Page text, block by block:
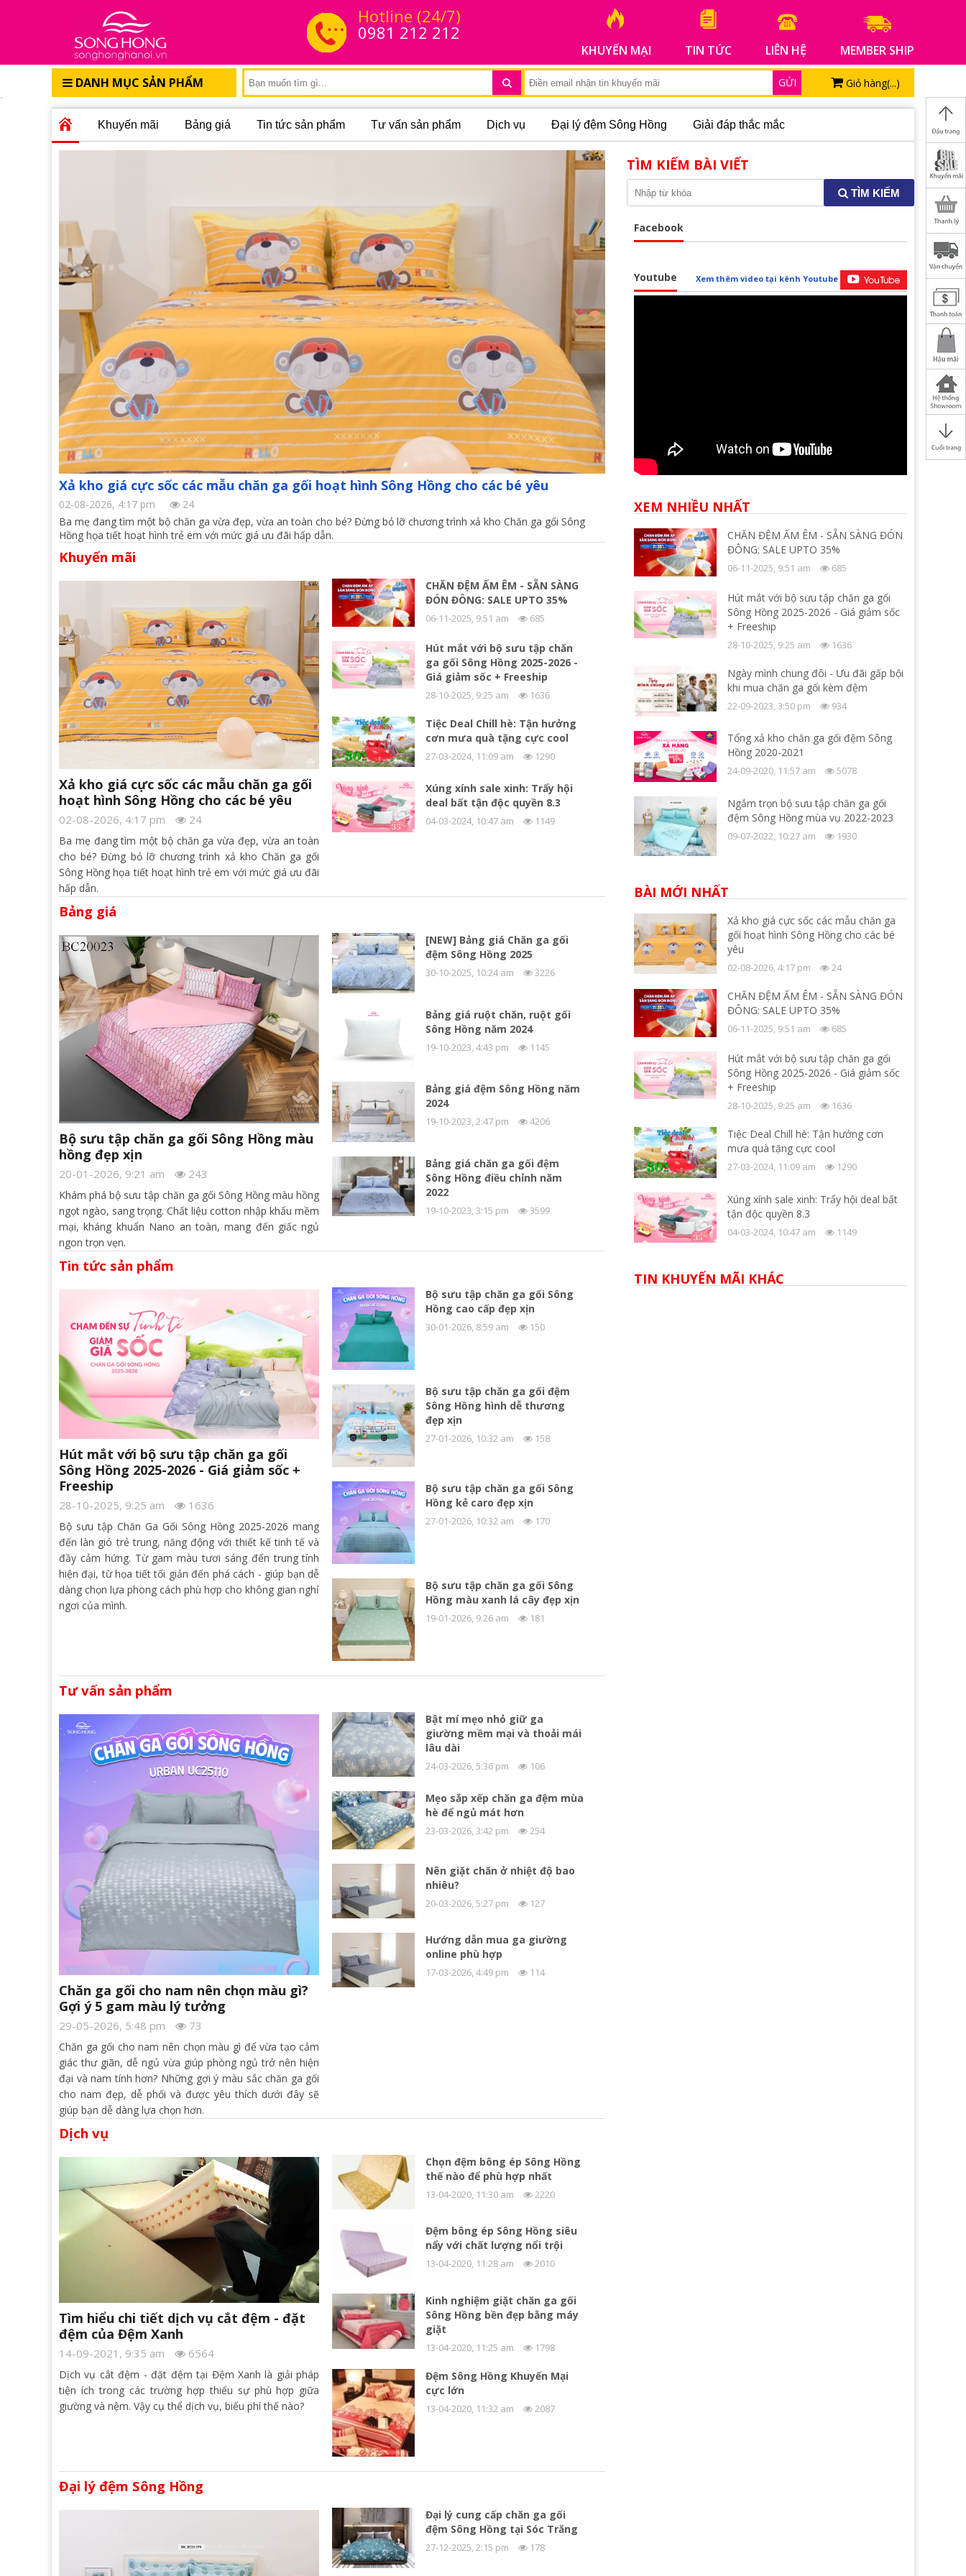
Hotline (24/7)
0981 212 212
KHUYẾN MẠI TIN TỨC LIÊN HỆ MEMBER SHIP
DANH MỤC SẢN PHẨM GỬI Giỏ hàng(...)
Khuyến mãi Bảng giá Tin tức sản phẩm Tư vấn sản phẩm Dịch vụ Đại lý đệm Sông Hồng Giải đáp thắc mắc
Xả kho giá cực sốc các mẫu chăn ga gối hoạt hình Sông Hồng cho các bé yêu
02-08-2026, 4:17 pm
24
Ba mẹ đang tìm một bộ chăn ga vừa đẹp, vừa an toàn cho bé? Đừng bỏ lỡ chương trình xả kho Chăn ga gối Sông
Hồng họa tiết hoạt hình trẻ em với mức giá ưu đãi hấp dẫn.
Khuyến mãi
Xả kho giá cực sốc các mẫu chăn ga gối
hoạt hình Sông Hồng cho các bé yêu
02-08-2026, 4:17 pm 24
Ba mẹ đang tìm một bộ chăn ga vừa đẹp, vừa an toàn
cho bé? Đừng bỏ lỡ chương trình xả kho Chăn ga gối
Sông Hồng họa tiết hoạt hình trẻ em với mức giá ưu đãi
hấp dẫn.
CHĂN ĐỆM ẤM ÊM - SẴN SÀNG
ĐÓN ĐÔNG: SALE UPTO 35%
06-11-2025, 9:51 am 685
Hút mắt với bộ sưu tập chăn
ga gối Sông Hồng 2025-2026 -
Giá giảm sốc + Freeship
28-10-2025, 9:25 am 1636
Tiệc Deal Chill hè: Tận hưởng
cơn mưa quà tặng cực cool
27-03-2024, 11:09 am 1290
Xúng xính sale xinh: Trẩy hội
deal bất tận độc quyền 8.3
04-03-2024, 10:47 am 1149
Bảng giá
Bộ sưu tập chăn ga gối Sông Hồng màu
hồng đẹp xịn
20-01-2026, 9:21 am 243
Khám phá bộ sưu tập chăn ga gối Sông Hồng màu hồng
ngọt ngào, sang trọng. Chất liệu cotton nhập khẩu mềm
mại, kháng khuẩn Nano an toàn, mang đến giấc ngủ
ngon trọn vẹn.
[NEW] Bảng giá Chăn ga gối
đệm Sông Hồng 2025
30-10-2025, 10:24 am 3226
Bảng giá ruột chăn, ruột gối
Sông Hồng năm 2024
19-10-2023, 4:43 pm 1145
Bảng giá đệm Sông Hồng năm
2024
19-10-2023, 2:47 pm 4206
Bảng giá chăn ga gối đệm
Sông Hồng điều chỉnh năm
2022
19-10-2023, 3:15 pm 3599
Tin tức sản phẩm
Hút mắt với bộ sưu tập chăn ga gối
Sông Hồng 2025-2026 - Giá giảm sốc +
Freeship
28-10-2025, 9:25 am 1636
Bộ sưu tập Chăn Ga Gối Sông Hồng 2025-2026 mang
đến làn gió trẻ trung, năng động với thiết kế tinh tế và
đầy cảm hứng. Từ gam màu tươi sáng đến trung tính
hiện đại, từ họa tiết tối giản đến phá cách - giúp bạn dễ
dàng chọn lựa phong cách phù hợp cho không gian nghỉ
ngơi của mình.
Bộ sưu tập chăn ga gối Sông
Hồng cao cấp đẹp xịn
30-01-2026, 8:59 am 150
Bộ sưu tập chăn ga gối đệm
Sông Hồng hình dễ thương
đẹp xịn
27-01-2026, 10:32 am 158
Bộ sưu tập chăn ga gối Sông
Hồng kẻ caro đẹp xịn
27-01-2026, 10:32 am 170
Bộ sưu tập chăn ga gối Sông
Hồng màu xanh lá cây đẹp xịn
19-01-2026, 9:26 am 181
Tư vấn sản phẩm
Chăn ga gối cho nam nên chọn màu gì?
Gợi ý 5 gam màu lý tưởng
29-05-2026, 5:48 pm 73
Chăn ga gối cho nam nên chọn màu gì để vừa tạo cảm
giác thư giãn, dễ ngủ vừa giúp phòng ngủ trở nên hiện
đại và nam tính hơn? Những gợi ý màu sắc chăn ga gối
cho nam đẹp, dễ phối và được yêu thích dưới đây sẽ
giúp bạn dễ dàng lựa chọn hơn.
Bật mí mẹo nhỏ giữ ga
giường mềm mại và thoải mái
lâu dài
24-03-2026, 5:36 pm 106
Mẹo sắp xếp chăn ga đệm mùa
hè để ngủ mát hơn
23-03-2026, 3:42 pm 254
Nên giặt chăn ở nhiệt độ bao
nhiêu?
20-03-2026, 5:27 pm 127
Hướng dẫn mua ga giường
online phù hợp
17-03-2026, 4:49 pm 114
Dịch vụ
Tìm hiểu chi tiết dịch vụ cắt đệm - đặt
đệm của Đệm Xanh
14-09-2021, 9:35 am 6564
Dịch vụ cắt đệm - đặt đệm tại Đệm Xanh là giải pháp
tiện ích trong các trường hợp thiếu sự phù hợp giữa
giường và nệm. Vậy cụ thể dịch vụ, biểu phí thế nào?
Chọn đệm bông ép Sông Hồng
thế nào để phù hợp nhất
13-04-2020, 11:30 am 2220
Đệm bông ép Sông Hồng siêu
nẩy với chất lượng nổi trội
13-04-2020, 11:28 am 2010
Kinh nghiệm giặt chăn ga gối
Sông Hồng bền đẹp bằng máy
giặt
13-04-2020, 11:25 am 1798
Đệm Sông Hồng Khuyến Mại
cực lớn
13-04-2020, 11:32 am 2087
Đại lý đệm Sông Hồng
Đại lý cung cấp chăn ga gối
đệm Sông Hồng tại Sóc Trăng
27-12-2025, 2:15 pm 178
TÌM KIẾM BÀI VIẾT
TÌM KIẾM
Facebook
Youtube Xem thêm video tại kênh Youtube
XEM NHIỀU NHẤT
CHĂN ĐỆM ẤM ÊM - SẴN SÀNG ĐÓN
ĐÔNG: SALE UPTO 35%
06-11-2025, 9:51 am 685
Hút mắt với bộ sưu tập chăn ga gối
Sông Hồng 2025-2026 - Giá giảm sốc
+ Freeship
28-10-2025, 9:25 am 1636
Ngày mình chung đôi - Ưu đãi gấp bội
khi mua chăn ga gối kèm đệm
22-09-2023, 3:50 pm 934
Tổng xả kho chăn ga gối đệm Sông
Hồng 2020-2021
24-09-2020, 11:57 am 5078
Ngắm trọn bộ sưu tập chăn ga gối
đệm Sông Hồng mùa vụ 2022-2023
09-07-2022, 10:27 am 1930
BÀI MỚI NHẤT
Xả kho giá cực sốc các mẫu chăn ga
gối hoạt hình Sông Hồng cho các bé
yêu
02-08-2026, 4:17 pm 24
CHĂN ĐỆM ẤM ÊM - SẴN SÀNG ĐÓN
ĐÔNG: SALE UPTO 35%
06-11-2025, 9:51 am 685
Hút mắt với bộ sưu tập chăn ga gối
Sông Hồng 2025-2026 - Giá giảm sốc
+ Freeship
28-10-2025, 9:25 am 1636
Tiệc Deal Chill hè: Tận hưởng cơn
mưa quà tặng cực cool
27-03-2024, 11:09 am 1290
Xúng xính sale xinh: Trẩy hội deal bất
tận độc quyền 8.3
04-03-2024, 10:47 am 1149
TIN KHUYẾN MÃI KHÁC